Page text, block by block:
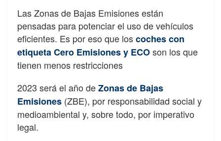
Las Zonas de Bajas Emisiones están
pensadas para potenciar el uso de vehículos
eficientes. Es por eso que loscoches con
etiqueta Cero Emisiones y ECOson los que
tienen menos restricciones
2023 será el año deZonas de Bajas
Emisiones (ZBE), por responsabilidad social y
medioambiental y, sobre todo, por imperativo
legal.